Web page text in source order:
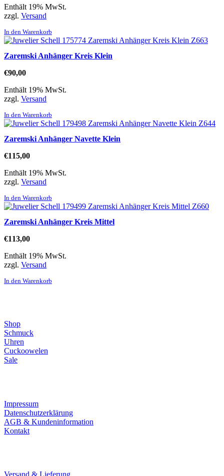
Enthält 19% MwSt.
zzgl. Versand
In den Warenkorb
Zaremski Anhänger Kreis Klein
€90,00
Enthält 19% MwSt.
zzgl. Versand
In den Warenkorb
Zaremski Anhänger Navette Klein
€115,00
Enthält 19% MwSt.
zzgl. Versand
In den Warenkorb
Zaremski Anhänger Kreis Mittel
€113,00
Enthält 19% MwSt.
zzgl. Versand
In den Warenkorb
Shop
Schmuck
Uhren
Cuckoowelen
Sale
Impressum
Datenschutzerklärung
AGB & Kundeninformation
Kontakt